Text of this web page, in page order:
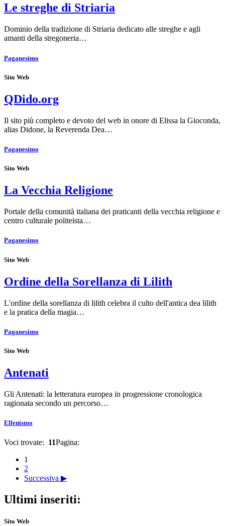
Le streghe di Striaria
Dominio della tradizione di Striaria dedicato alle streghe e agli
amanti della stregoneria…
Paganesimo
Sito Web
QDido.org
Il sito più completo e devoto del web in onore di Elissa la Gioconda,
alias Didone, la Reverenda Dea…
Paganesimo
Sito Web
La Vecchia Religione
Portale della comunità italiana dei praticanti della vecchia religione e
centro culturale politeista…
Paganesimo
Sito Web
Ordine della Sorellanza di Lilith
L'ordine della sorellanza di lilith celebra il culto dell'antica dea lilith
e la pratica della magia…
Paganesimo
Sito Web
Antenati
Gli Antenati: la letteratura europea in progressione cronologica
ragionata secondo un percorso…
Ellenismo
Voci trovate: 11Pagina:
1
2
Successiva ▶
Ultimi inseriti:
Sito Web